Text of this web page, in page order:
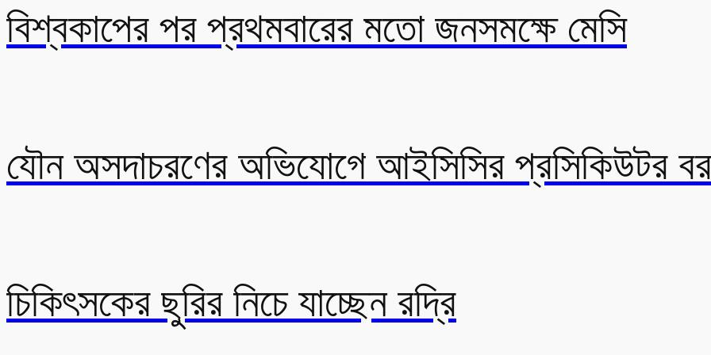
বিশ্বকাপের পর প্রথমবারের মতো জনসমক্ষে মেসি
যৌন অসদাচরণের অভিযোগে আইসিসির প্রসিকিউটর
চিকিৎসকের ছুরির নিচে যাচ্ছেন রদ্রি